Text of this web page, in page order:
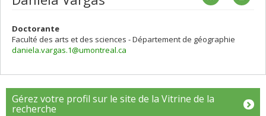
Doctorante
Faculté des arts et des sciences - Département de géographie
daniela.vargas.1@umontreal.ca
Gérez votre profil sur le site de la Vitrine de la
recherche